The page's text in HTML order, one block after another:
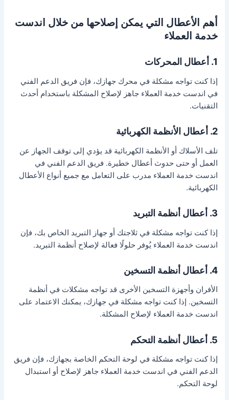
أهم الأعطال التي يمكن إصلاحها من خلال اندست
خدمة العملاء
1. أعطال المحركات
إذا كنت تواجه مشكلة في محرك جهازك، فإن فريق الدعم الفني
في اندست خدمة العملاء جاهز لإصلاح المشكلة باستخدام أحدث
التقنيات.
2. أعطال الأنظمة الكهربائية
تلف الأسلاك أو الأنظمة الكهربائية قد يؤدي إلى توقف الجهاز عن
العمل أو حتى حدوث أعطال خطيرة. فريق الدعم الفني في
اندست خدمة العملاء مدرب على التعامل مع جميع أنواع الأعطال
الكهربائية.
3. أعطال أنظمة التبريد
إذا كنت تواجه مشكلة في ثلاجتك أو جهاز التبريد الخاص بك، فإن
اندست خدمة العملاء يُوفر حلولًا فعالة لإصلاح أنظمة التبريد.
4. أعطال أنظمة التسخين
الأفران وأجهزة التسخين الأخرى قد تواجه مشكلات في أنظمة
التسخين. إذا كنت تواجه مشكلة في جهازك، يمكنك الاعتماد على
اندست خدمة العملاء لإصلاح المشكلة.
5. أعطال أنظمة التحكم
إذا كنت تواجه مشكلة في لوحة التحكم الخاصة بجهازك، فإن فريق
الدعم الفني في اندست خدمة العملاء جاهز لإصلاح أو استبدال
لوحة التحكم.